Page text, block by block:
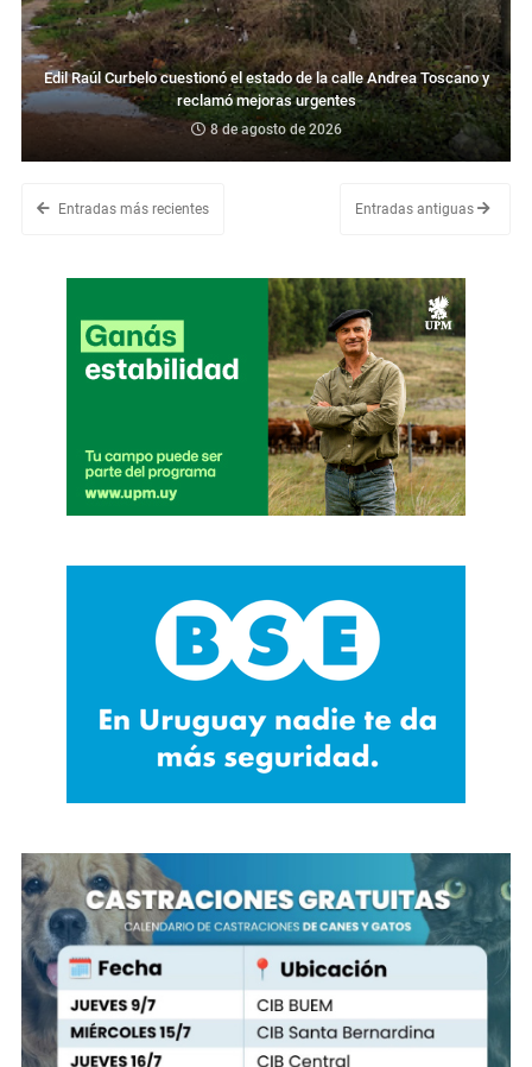
Edil Raúl Curbelo cuestionó el estado de la calle Andrea Toscano y
reclamó mejoras urgentes
8 de agosto de 2026
Entradas más recientes Entradas antiguas